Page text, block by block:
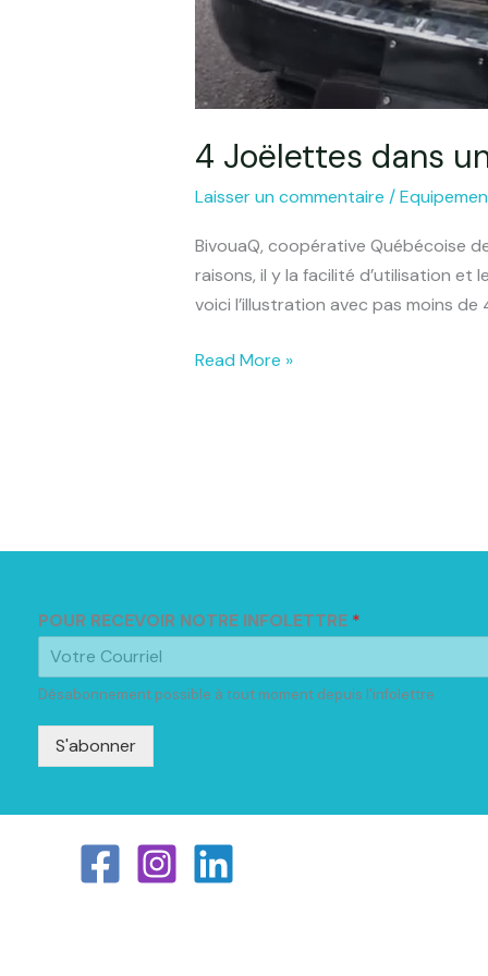
4 Joëlettes dans
Laisser un commentaire /
BivouaQ, coopérative Québécoise
raisons, il y la facilité d’utilisation et
voici l’illustration avec pas moins
Read More »
POUR RECEVOIR NOTRE INFOLETTRE *
Désabonnement possible à tout moment depuis l'infolettre
S'abonner